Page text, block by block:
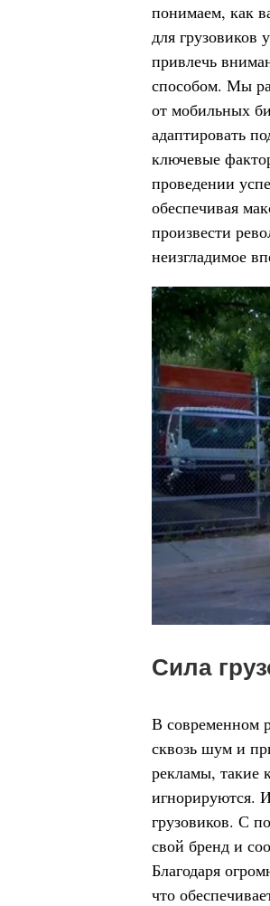
понимаем, как
для грузовиков
привлечь
способом. Мы
от мобильных
адаптировать
ключевые
проведении
обеспечивая
произвести
неизгладимое
Сила
В современном
сквозь шум и
рекламы, такие
игнорируются.
грузовиков. С
свой бренд и
Благодаря
что